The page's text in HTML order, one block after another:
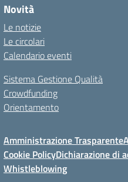
Novità
Le notizie
Le circolari
Calendario eventi
Sistema Gestione Qualità
Crowdfunding
Orientamento
Amministrazione Trasparente
Cookie PolicyDichiarazione di
Whistleblowing